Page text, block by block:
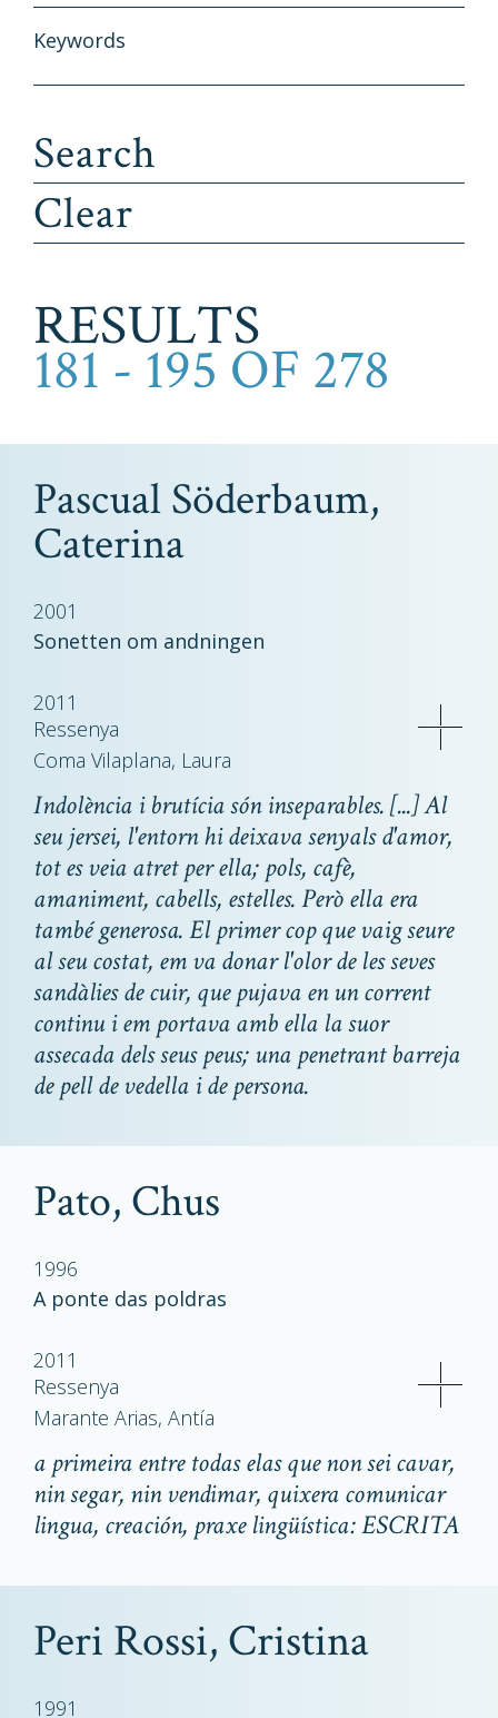
Keywords
RESULTS
181 - 195 OF 278
Pascual Söderbaum,
Caterina
2001
Sonetten om andningen
2011
Ressenya
Coma Vilaplana, Laura
Indolència i brutícia són inseparables. [...] Al
seu jersei, l'entorn hi deixava senyals d'amor,
tot es veia atret per ella; pols, cafè,
amaniment, cabells, estelles. Però ella era
també generosa. El primer cop que vaig seure
al seu costat, em va donar l'olor de les seves
sandàlies de cuir, que pujava en un corrent
continu i em portava amb ella la suor
assecada dels seus peus; una penetrant barreja
de pell de vedella i de persona.
Pato, Chus
1996
A ponte das poldras
2011
Ressenya
Marante Arias, Antía
a primeira entre todas elas que non sei cavar,
nin segar, nin vendimar, quixera comunicar
lingua, creación, praxe lingüística: ESCRITA
Peri Rossi, Cristina
1991